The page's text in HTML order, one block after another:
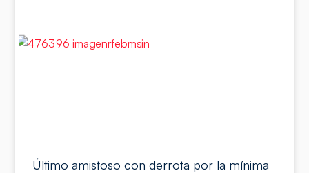
Último amistoso con derrota por la mínima